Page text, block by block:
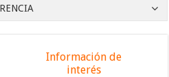
Información de
interés